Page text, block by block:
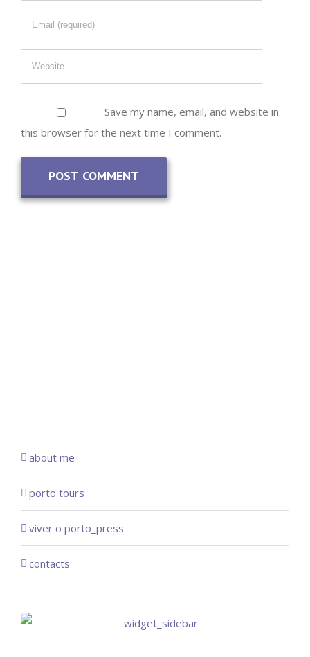
Save my name, email, and website in
this browser for the next time I comment.
about me
porto tours
viver o porto_press
contacts